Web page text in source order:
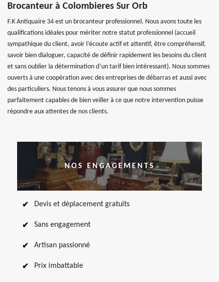
Brocanteur à Colombieres Sur Orb
F.K Antiquaire 34 est un brocanteur professionnel. Nous avons toute les
qualifications idéales pour mériter notre statut professionnel (accueil
sympathique du client, avoir l’écoute actif et attentif, être compréhensif,
savoir bien dialoguer, capacité de définir rapidement les besoins du client
et sans oublier la détermination d’un tarif bien intéressant). Nous sommes
ouverts à une coopération avec des entreprises de débarras et aussi avec
des particuliers. Nous tenons à vous assurer que nous sommes
parfaitement capables de bien veiller à ce que notre intervention puisse
répondre aux attentes de nos clients.
NOS ENGAGEMENTS
Devis et déplacement gratuits
Sans engagement
Artisan passionné
Prix imbattable